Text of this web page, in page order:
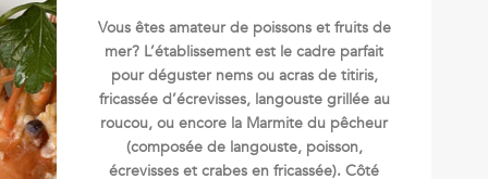
Vous êtes amateur de poissons et fruits de
mer? L’établissement est le cadre parfait
pour déguster nems ou acras de titiris,
fricassée d’écrevisses, langouste grillée au
roucou, ou encore la Marmite du pêcheur
(composée de langouste, poisson,
écrevisses et crabes en fricassée). Côté